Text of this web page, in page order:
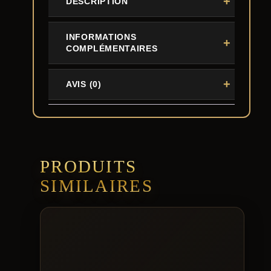
INFORMATIONS
COMPLÉMENTAIRES
AVIS (0)
PRODUITS
SIMILAIRES